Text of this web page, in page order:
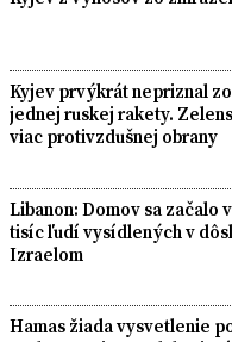
Kyjev prvýkrát nepriznal
jednej ruskej rakety.
viac protivzdušnej obrany
Libanon: Domov sa začalo
tisíc ľudí vysídlených v
Izraelom
Hamas žiada vysvetlenie